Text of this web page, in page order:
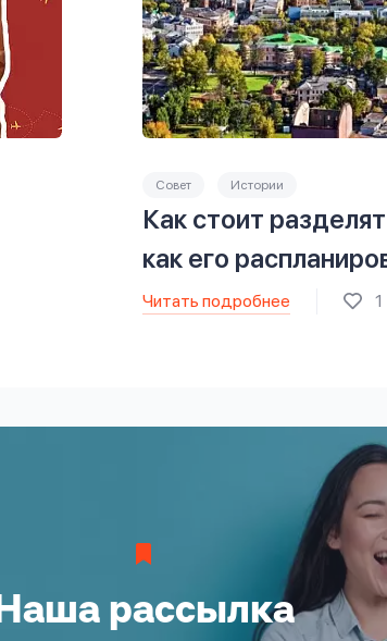
Совет Истории
Как стоит
как его
Читать подробнее 1
Наша рассылка